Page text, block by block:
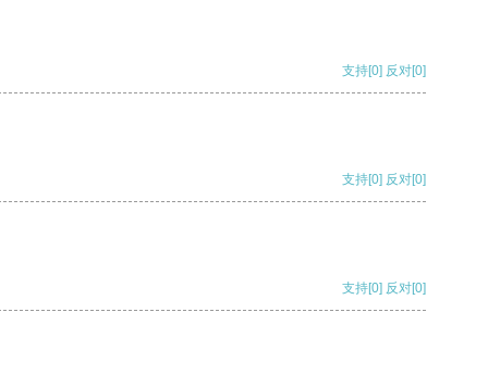
支持[0] 反对[0]
支持[0] 反对[0]
支持[0] 反对[0]